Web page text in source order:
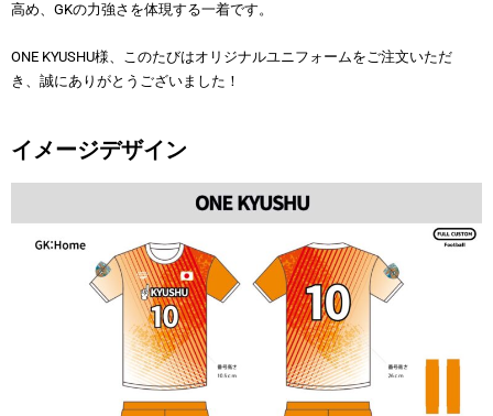
高め、GKの力強さを体現する一着です。
ONE KYUSHU様、このたびはオリジナルユニフォームをご注文いただ
き、誠にありがとうございました！
イメージデザイン